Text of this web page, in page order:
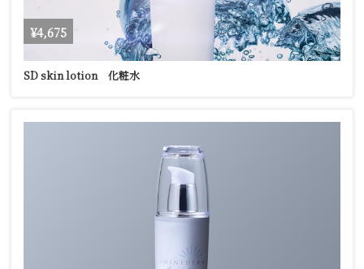
¥4,675
SD skin lotion 化粧水